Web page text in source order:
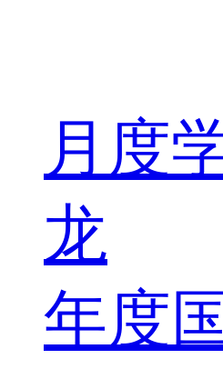
月度
龙
年度